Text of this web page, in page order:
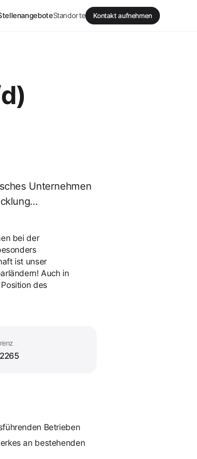
Standorte Kontakt aufnehmen
Unternehmen
bei der
ist unser
Auch in
des
Betrieben
an bestehenden